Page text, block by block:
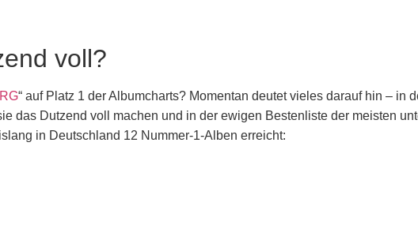
voll?
“ auf Platz 1 der Albumcharts? Momentan deutet vieles darauf hin – in
das Dutzend voll machen und in der ewigen Bestenliste der meisten
in Deutschland 12 Nummer-1-Alben erreicht: